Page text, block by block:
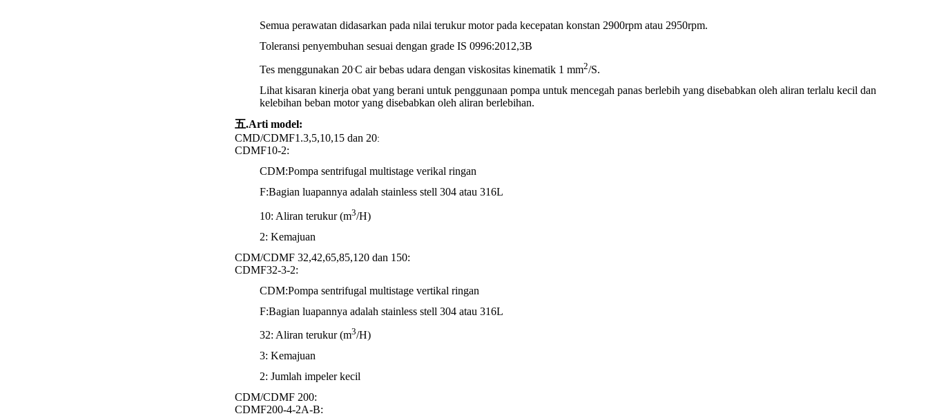
Semua perawatan didasarkan pada nilai terukur motor pada kecepatan konstan 2900rpm atau 2950rpm.
Toleransi penyembuhan sesuai dengan grade IS 0996:2012,3B
Tes menggunakan 20C air bebas udara dengan viskositas kinematik 1 mm2/S.
Lihat kisaran kinerja obat yang berani untuk penggunaan pompa untuk mencegah panas berlebih yang disebabkan oleh aliran terlalu kecil dan
kelebihan beban motor yang disebabkan oleh aliran berlebihan.
五.Arti model:
CMD/CDMF1.3,5,10,15 dan 20​:
CDMF10-2:
CDM:Pompa sentrifugal multistage verikal ringan
F:Bagian luapannya adalah stainless stell 304 atau 316L
10: Aliran terukur (m3/H)
2: Kemajuan
CDM/CDMF 32,42,65,85,120 dan 150:
CDMF32-3-2:
CDM:Pompa sentrifugal multistage vertikal ringan
F:Bagian luapannya adalah stainless stell 304 atau 316L
32: Aliran terukur (m3/H)
3: Kemajuan
2: Jumlah impeler kecil
CDM/CDMF 200:
CDMF200-4-2A-B: